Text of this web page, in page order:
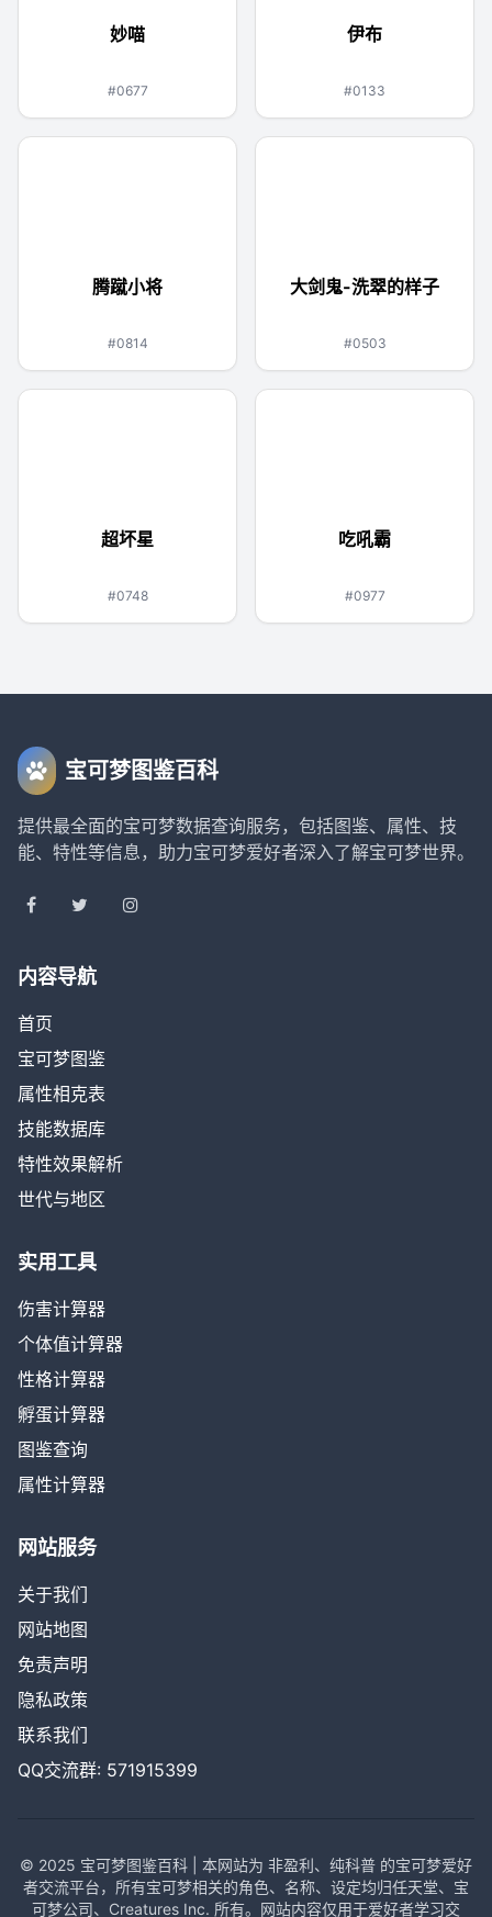
妙喵
#0677
伊布
#0133
腾蹴小将
#0814
大剑鬼-洗翠的样子
#0503
超坏星
#0748
吃吼霸
#0977
宝可梦图鉴百科
提供最全面的宝可梦数据查询服务，包括图鉴、属性、技
能、特性等信息，助力宝可梦爱好者深入了解宝可梦世界。
内容导航
首页
宝可梦图鉴
属性相克表
技能数据库
特性效果解析
世代与地区
实用工具
伤害计算器
个体值计算器
性格计算器
孵蛋计算器
图鉴查询
属性计算器
网站服务
关于我们
网站地图
免责声明
隐私政策
联系我们
QQ交流群: 571915399
© 2025 宝可梦图鉴百科 | 本网站为 非盈利、纯科普 的宝可梦爱好
者交流平台，所有宝可梦相关的角色、名称、设定均归任天堂、宝
可梦公司、Creatures Inc. 所有。网站内容仅用于爱好者学习交